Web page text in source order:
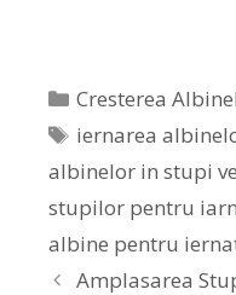
Cresterea
iernarea
albinelor in stupi
stupilor pentru
albine pentru
Amplasarea